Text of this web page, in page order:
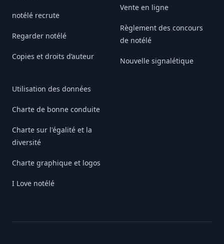
notélé recrute
Regarder notélé
Copies et droits d’auteur
Utilisation des données
Charte de bonne conduite
Charte sur l'égalité et la
diversité
Charte graphique et logos
I Love notélé
Vente en ligne
Règlement des concours
de notélé
Nouvelle signalétique